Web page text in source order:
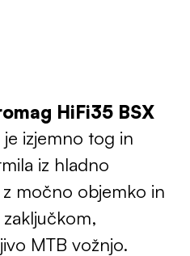
HiFi35 BSX
izjemno tog in
iz hladno
močno objemko in
MTB vožnjo.